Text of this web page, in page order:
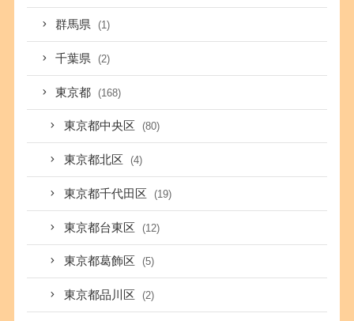
群馬県 (1)
千葉県 (2)
東京都 (168)
東京都中央区 (80)
東京都北区 (4)
東京都千代田区 (19)
東京都台東区 (12)
東京都葛飾区 (5)
東京都品川区 (2)